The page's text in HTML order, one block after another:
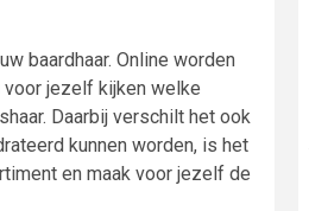
baardhaar. Online worden
voor jezelf kijken welke
Daarbij verschilt het ook
kunnen worden, is het
en maak voor jezelf de